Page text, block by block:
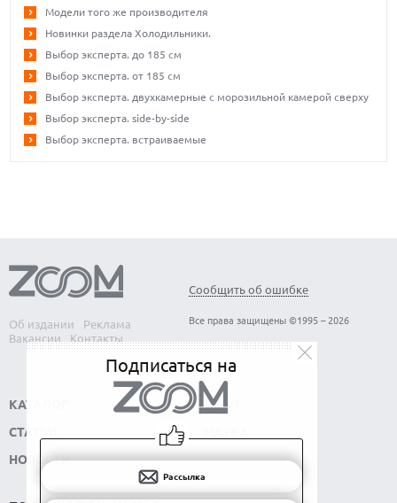
Модели того же производителя
Новинки раздела Холодильники.
Выбор эксперта. до 185 см
Выбор эксперта. от 185 см
Выбор эксперта. двухкамерные с морозильной камерой сверху
Выбор эксперта. side-by-side
Выбор эксперта. встраиваемые
Об издании
Реклама
Вакансии
Контакты
Сообщить об ошибке
Все права защищены ©1995 – 2026
КАТАЛОГ
СТАТЬИ
НОВОСТИ
СОФТ
Подписаться на
Рассылка